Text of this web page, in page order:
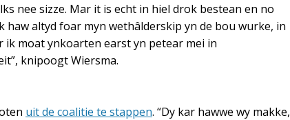
nee sizze. Mar it is echt in hiel drok bestean en no
haw altyd foar myn wethâlderskip yn de bou wurke, in
ik moat ynkoarten earst yn petear mei in
knipoogt Wiersma.
uit de coalitie te stappen. “Dy kar hawwe wy makke,